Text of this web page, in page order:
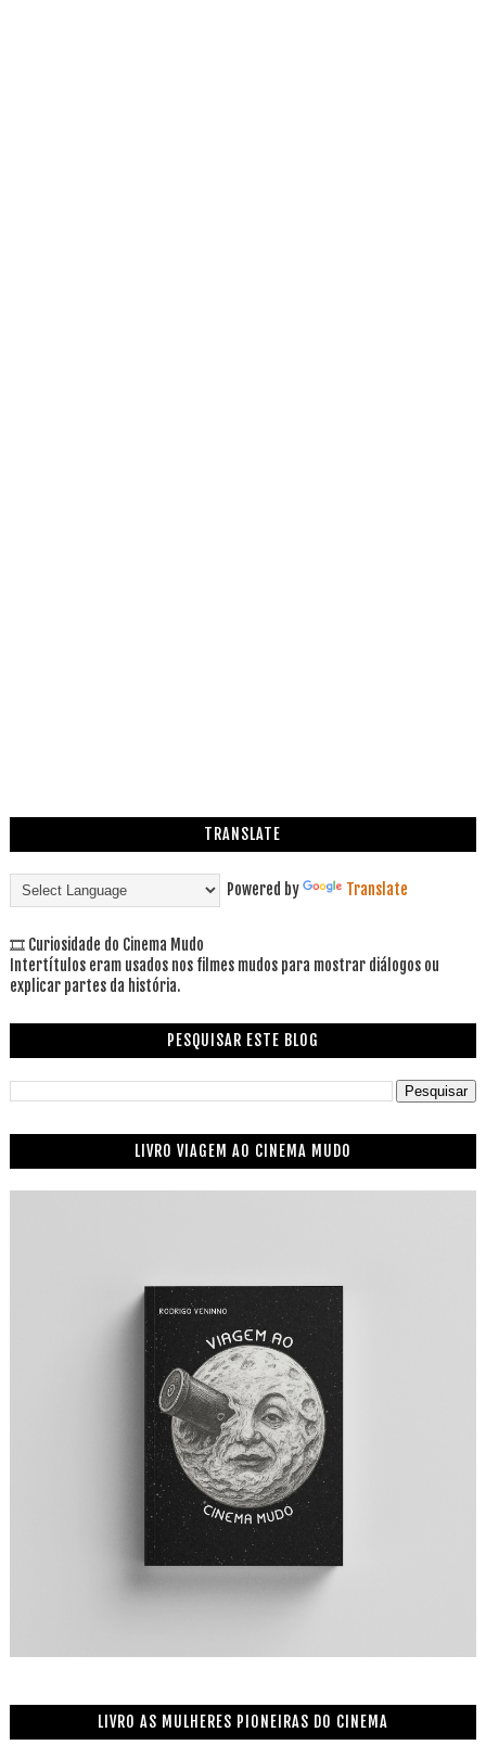
TRANSLATE
Powered by Translate
🎞 Curiosidade do Cinema Mudo
Intertítulos eram usados nos filmes mudos para mostrar diálogos ou
explicar partes da história.
PESQUISAR ESTE BLOG
LIVRO VIAGEM AO CINEMA MUDO
LIVRO AS MULHERES PIONEIRAS DO CINEMA